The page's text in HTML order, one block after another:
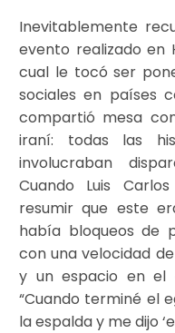
Inevitablemente
evento realizado en
cual le tocó ser
sociales en países
compartió mesa
iraní: todas las
involucraban
Cuando Luis
resumir que este
había bloqueos de
con una velocidad
y un espacio en el
“Cuando terminé el
la espalda y me dijo